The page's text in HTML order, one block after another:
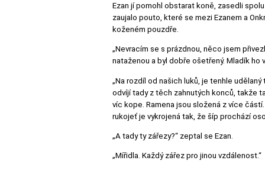
Ezan jí pomohl obstarat koně, zasedli
zaujalo pouto, které se mezi Ezanem a
koženém pouzdře.
„Nevracím se s prázdnou, něco jsem
nataženou a byl dobře ošetřený. Mladík ho
„Na rozdíl od našich luků, je tenhle
odvíjí tady z těch zahnutých konců, takže
víc kope. Ramena jsou složená z více
rukojeť je vykrojená tak, že šíp prochází
„A tady ty zářezy?“ zeptal se Ezan.
„Mířidla. Každý zářez pro jinou vzdálenost.“